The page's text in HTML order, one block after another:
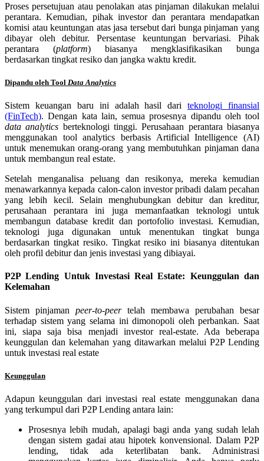
Proses persetujuan atau penolakan atas pinjaman dilakukan melalui
perantara. Kemudian, pihak investor dan perantara mendapatkan
komisi atau keuntungan atas jasa tersebut dari bunga pinjaman yang
dibayar oleh debitur. Persentase keuntungan bervariasi. Pihak
perantara (platform) biasanya mengklasifikasikan bunga
berdasarkan tingkat resiko dan jangka waktu kredit.
Dipandu oleh Tool Data Analytics
Sistem keuangan baru ini adalah hasil dariteknologi finansial
(FinTech). Dengan kata lain, semua prosesnya dipandu oleh tool
data analytics berteknologi tinggi. Perusahaan perantara biasanya
menggunakan tool analytics berbasis Artificial Intelligence (AI)
untuk menemukan orang-orang yang membutuhkan pinjaman dana
untuk membangun real estate.
Setelah menganalisa peluang dan resikonya, mereka kemudian
menawarkannya kepada calon-calon investor pribadi dalam pecahan
yang lebih kecil. Selain menghubungkan debitur dan kreditur,
perusahaan perantara ini juga memanfaatkan teknologi untuk
membangun database kredit dan portofolio investasi. Kemudian,
teknologi juga digunakan untuk menentukan tingkat bunga
berdasarkan tingkat resiko. Tingkat resiko ini biasanya ditentukan
oleh profil debitur dan jenis investasi yang dibiayai.
P2P Lending Untuk Investasi Real Estate: Keunggulan dan
Kelemahan
Sistem pinjaman peer-to-peertelah membawa perubahan besar
terhadap sistem yang selama ini dimonopoli oleh perbankan. Saat
ini, siapa saja bisa menjadi investor real-estate. Ada beberapa
keunggulan dan kelemahan yang ditawarkan melalui P2P Lending
untuk investasi real estate
Keunggulan
Adapun keunggulan dari investasi real estate menggunakan dana
yang terkumpul dari P2P Lending antara lain:
Prosesnya lebih mudah, apalagi bagi anda yang sudah lelah
dengan sistem gadai atau hipotek konvensional. Dalam P2P
lending, tidak ada keterlibatan bank. Administrasi